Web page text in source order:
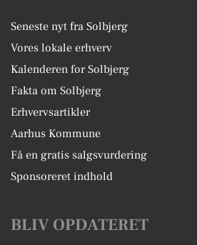
Seneste nyt fra Solbjerg
Vores lokale erhverv
Kalenderen for Solbjerg
Fakta om Solbjerg
Erhvervsartikler
Aarhus Kommune
Få en gratis salgsvurdering
Sponsoreret indhold
BLIV OPDATERET